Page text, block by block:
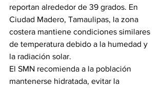
reportan alrededor de 39 grados. En
Ciudad Madero, Tamaulipas, la zona
costera mantiene condiciones similares
de temperatura debido a la humedad y
la radiación solar.
El SMN recomienda a la población
mantenerse hidratada, evitar la